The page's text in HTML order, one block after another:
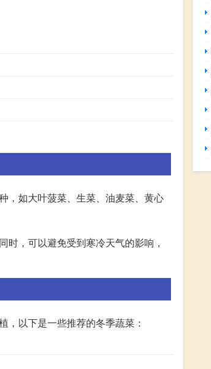
，如大叶菠菜、生菜、油麦菜、黄心
，可以避免受到寒冷天气的影响，
以下是一些推荐的冬季蔬菜：